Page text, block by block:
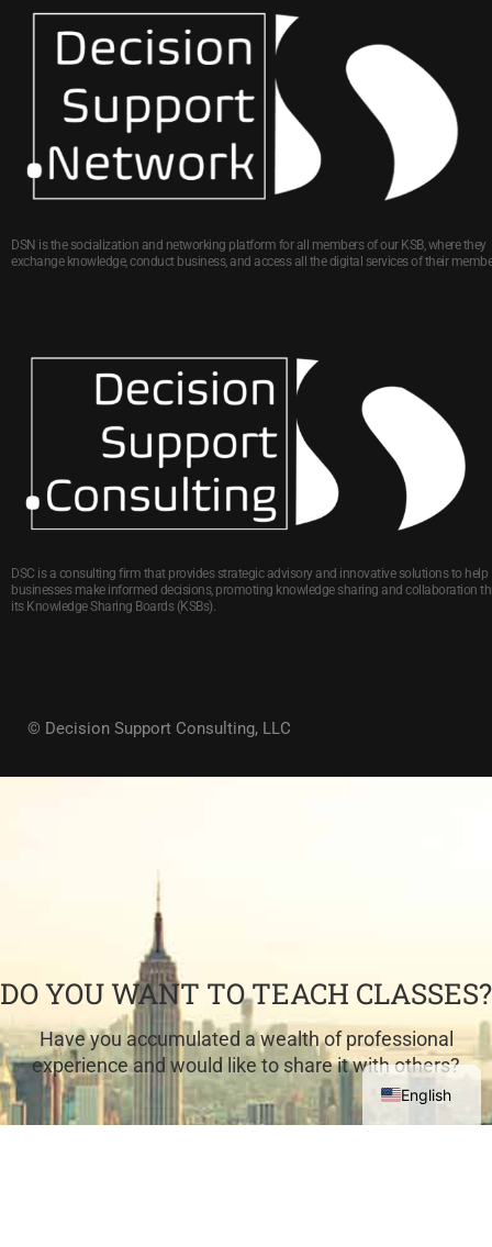
DSN is the socialization and networking platform for all members of our KSB, where they
exchange knowledge, conduct business, and access all the digital services of their
DSC is a consulting firm that provides strategic advisory and innovative solutions to help
businesses make informed decisions, promoting knowledge sharing and collaboration
its Knowledge Sharing Boards (KSBs).
© Decision Support Consulting, LLC
DO YOU WANT TO TEACH CLASSES?
Have you accumulated a wealth of professional
experience and would like to share it with others?
English